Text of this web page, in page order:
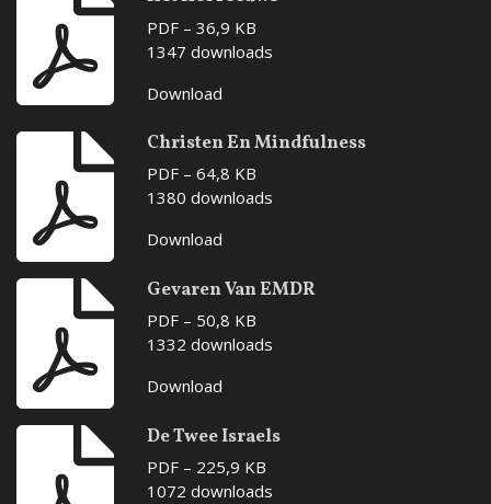
PDF – 36,9 KB
1347 downloads
Download
Christen En Mindfulness
PDF – 64,8 KB
1380 downloads
Download
Gevaren Van EMDR
PDF – 50,8 KB
1332 downloads
Download
De Twee Israels
PDF – 225,9 KB
1072 downloads